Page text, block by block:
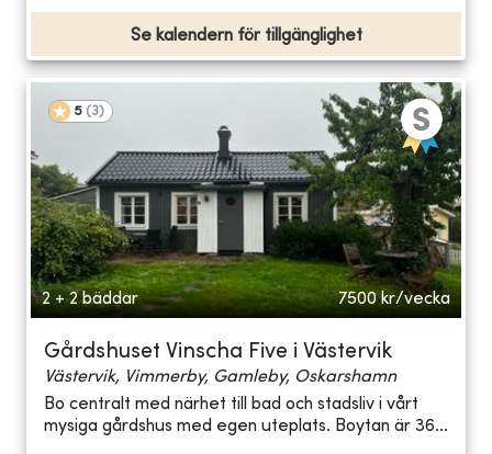
Se kalendern för tillgänglighet
5 (3)
2 + 2 bäddar 7500 kr/vecka
Gårdshuset Vinscha Five i Västervik
Västervik, Vimmerby, Gamleby, Oskarshamn
Bo centralt med närhet till bad och stadsliv i vårt
mysiga gårdshus med egen uteplats. Boytan är 36...